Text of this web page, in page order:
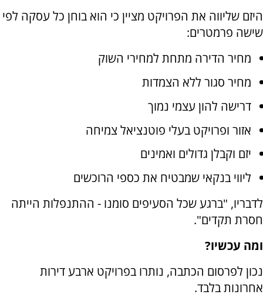
היזם שליווה את הפרויקט מציין כי הוא בוחן כל עסקה לפי
שישה פרמטרים:
מחיר הדירה מתחת למחירי השוק
מחיר סגור ללא הצמדות
דרישה להון עצמי נמוך
אזור ופרויקט בעלי פוטנציאל צמיחה
יזם וקבלן גדולים ואמינים
ליווי בנקאי שמבטיח את כספי הרוכשים
לדבריו, "ברגע שכל הסעיפים סומנו - ההתנפלות הייתה
חסרת תקדים".
ומה עכשיו?
נכון לפרסום הכתבה, נותרו בפרויקט ארבע דירות
אחרונות בלבד.